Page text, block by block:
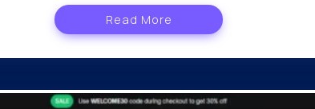
Read More